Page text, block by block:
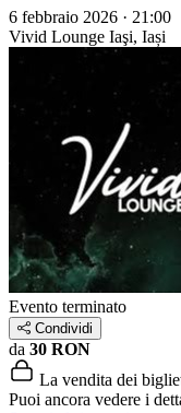
6 febbraio 2026 · 21:00
Vivid Lounge Iaşi, Iași
Evento terminato
Condividi
da 30 RON
La vendita dei
Puoi ancora vedere i